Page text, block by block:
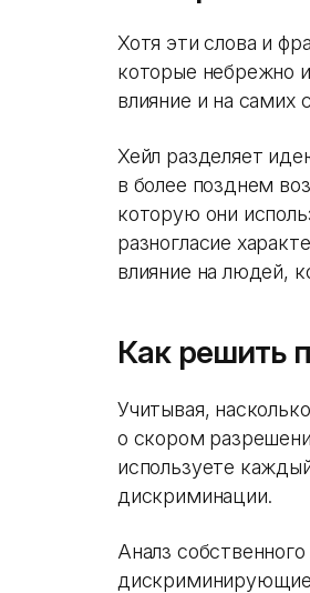
Хотя эти слова и
которые небрежно
влияние и на самих
Хейл разделяет
в более позднем
которую они
разногласие
влияние на людей,
Как решить
Учитывая,
о скором
используете
дискриминации.
Аналз